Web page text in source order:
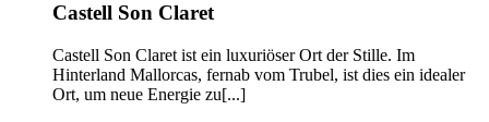
Castell Son Claret
Castell Son Claret ist ein luxuriöser Ort der Stille. Im
Hinterland Mallorcas, fernab vom Trubel, ist dies ein idealer
Ort, um neue Energie zu[...]